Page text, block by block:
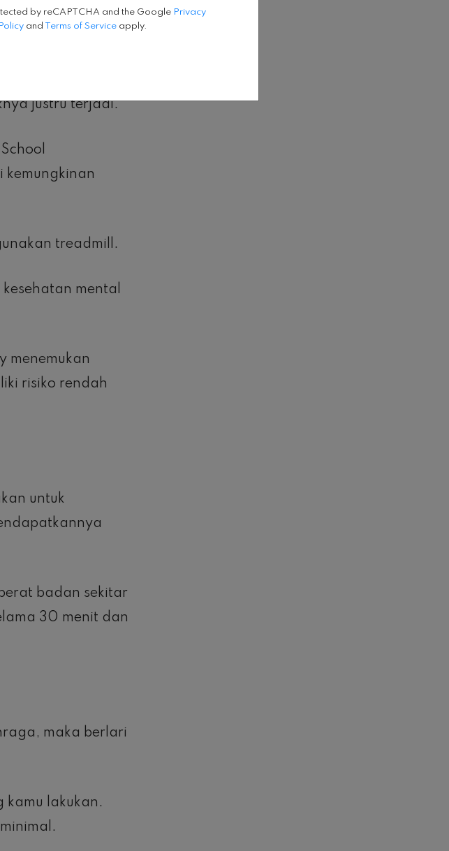
akan
justru terjadi.
treadmill.
mental
menemukan
risiko rendah
untuk
badan sekitar
30 menit dan
maka berlari
kamu lakukan.
by reCAPTCHA and the Google Privacy
Policyand Terms of Serviceapply.